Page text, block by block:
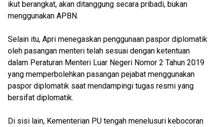
ikut berangkat, akan ditanggung secara pribadi, bukan
menggunakan APBN.
Selain itu, Apri menegaskan penggunaan paspor diplomatik
oleh pasangan menteri telah sesuai dengan ketentuan
dalam Peraturan Menteri Luar Negeri Nomor 2 Tahun 2019
yang memperbolehkan pasangan pejabat menggunakan
paspor diplomatik saat mendampingi tugas resmi yang
bersifat diplomatik.
Di sisi lain, Kementerian PU tengah menelusuri kebocoran